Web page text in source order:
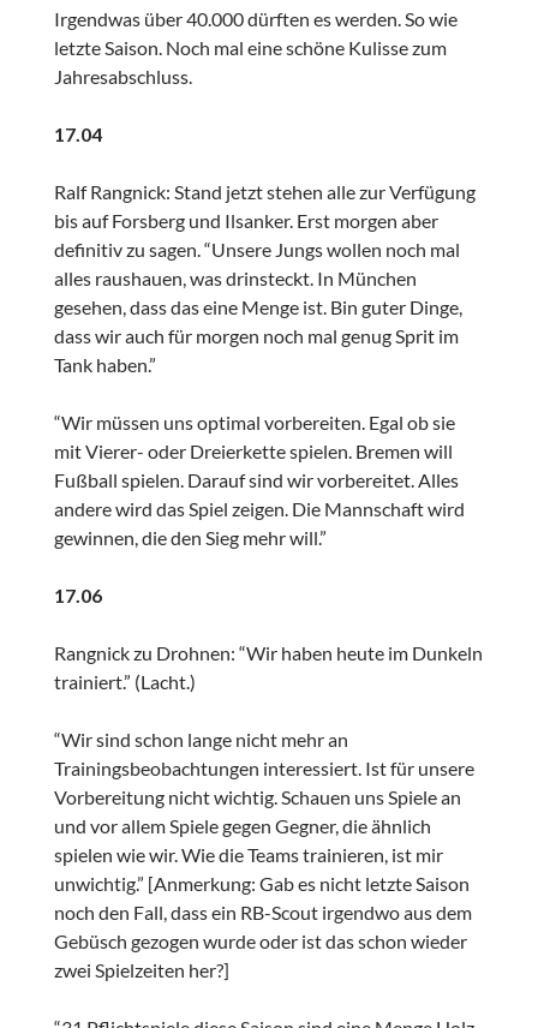
Irgendwas über 40.000 dürften es werden. So wie
letzte Saison. Noch mal eine schöne Kulisse zum
Jahresabschluss.
17.04
Ralf Rangnick: Stand jetzt stehen alle zur Verfügung
bis auf Forsberg und Ilsanker. Erst morgen aber
definitiv zu sagen. “Unsere Jungs wollen noch mal
alles raushauen, was drinsteckt. In München
gesehen, dass das eine Menge ist. Bin guter Dinge,
dass wir auch für morgen noch mal genug Sprit im
Tank haben.”
“Wir müssen uns optimal vorbereiten. Egal ob sie
mit Vierer- oder Dreierkette spielen. Bremen will
Fußball spielen. Darauf sind wir vorbereitet. Alles
andere wird das Spiel zeigen. Die Mannschaft wird
gewinnen, die den Sieg mehr will.”
17.06
Rangnick zu Drohnen: “Wir haben heute im Dunkeln
trainiert.” (Lacht.)
“Wir sind schon lange nicht mehr an
Trainingsbeobachtungen interessiert. Ist für unsere
Vorbereitung nicht wichtig. Schauen uns Spiele an
und vor allem Spiele gegen Gegner, die ähnlich
spielen wie wir. Wie die Teams trainieren, ist mir
unwichtig.” [Anmerkung: Gab es nicht letzte Saison
noch den Fall, dass ein RB-Scout irgendwo aus dem
Gebüsch gezogen wurde oder ist das schon wieder
zwei Spielzeiten her?]